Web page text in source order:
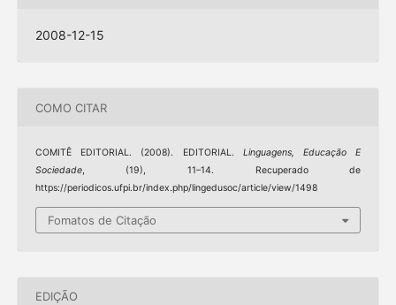
2008-12-15
COMO CITAR
COMITÊ EDITORIAL. (2008). EDITORIAL. Linguagens, Educação E
Sociedade, (19), 11–14. Recuperado de
https://periodicos.ufpi.br/index.php/lingedusoc/article/view/1498
Fomatos de Citação
EDIÇÃO